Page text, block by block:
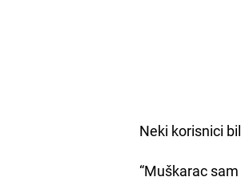
Neki korisnici
“Muškarac